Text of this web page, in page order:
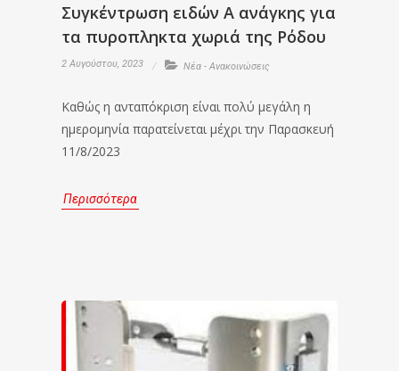
Συγκέντρωση ειδών Α ανάγκης για
τα πυροπληκτα χωριά της Ρόδου
2 Αυγούστου, 2023 Νέα - Ανακοινώσεις
Καθώς η ανταπόκριση είναι πολύ μεγάλη η
ημερομηνία παρατείνεται μέχρι την Παρασκευή
11/8/2023
Περισσότερα